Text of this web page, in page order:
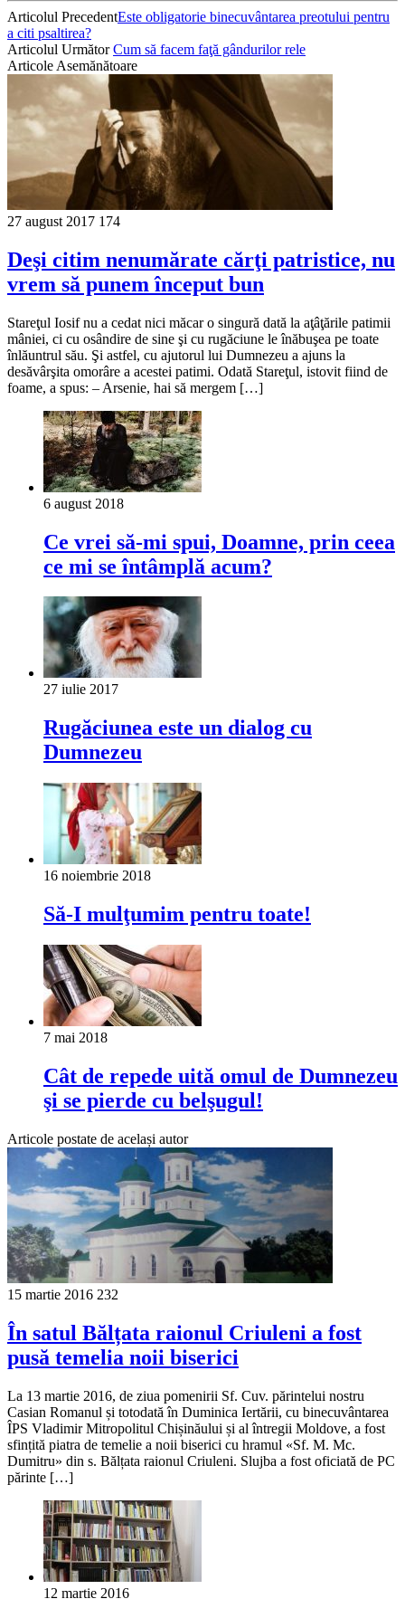
Articolul PrecedentEste obligatorie binecuvântarea preotului pentru
a citi psaltirea?
Articolul UrmătorCum să facem faţă gândurilor rele
Articole Asemănătoare
27 august 2017 174
Deşi citim nenu­mărate cărţi patristice, nu
vrem să punem început bun
Stareţul Iosif nu a cedat nici măcar o singură dată la aţâţările patimii
mâniei, ci cu osândire de sine şi cu rugăciune le înăbuşea pe toate
înlăuntrul său. Şi astfel, cu ajutorul lui Dumnezeu a ajuns la
desăvârşita omorâre a acestei patimi. Odată Stareţul, istovit fiind de
foame, a spus: – Arsenie, hai să mergem […]
6 august 2018
Ce vrei să-mi spui, Doamne, prin ceea
ce mi se întâmplă acum?
27 iulie 2017
Rugăciunea este un dialog cu
Dumnezeu
16 noiembrie 2018
Să-I mulţumim pentru toate!
7 mai 2018
Cât de repede uită omul de Dumnezeu
şi se pierde cu belşugul!
Articole postate de același autor
15 martie 2016 232
În satul Bălțata raionul Criuleni a fost
pusă temelia noii biserici
La 13 martie 2016, de ziua pomenirii Sf. Cuv. părintelui nostru
Casian Romanul și totodată în Duminica Iertării, cu binecuvântarea
ÎPS Vladimir Mitropolitul Chișinăului și al întregii Moldove, a fost
sfințită piatra de temelie a noii biserici cu hramul «Sf. M. Mc.
Dumitru» din s. Bălțata raionul Criuleni. Slujba a fost oficiată de PC
părinte […]
12 martie 2016